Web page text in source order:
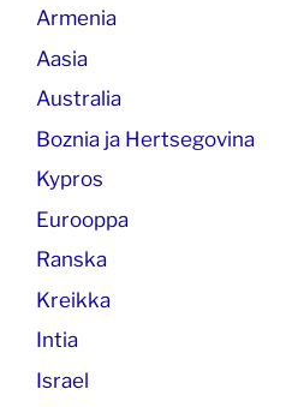
Armenia
Aasia
Australia
Boznia ja Hertsegovina
Kypros
Eurooppa
Ranska
Kreikka
Intia
Israel